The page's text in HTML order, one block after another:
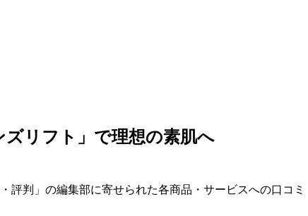
ズリフト」で理想の素肌へ
判」の編集部に寄せられた各商品・サービスへの口コミ